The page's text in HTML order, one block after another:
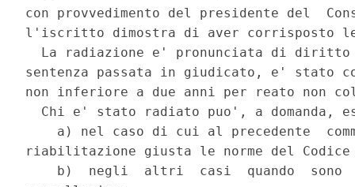
con provvedimento del presidente del
l'iscritto dimostra di aver corrisposto le
La radiazione e' pronunciata di
sentenza passata in giudicato, e' stato
non inferiore a due anni per reato non
Chi e' stato radiato puo', a domanda,
a) nel caso di cui al precedente
riabilitazione giusta le norme del
b)  negli  altri  casi  quando  sono